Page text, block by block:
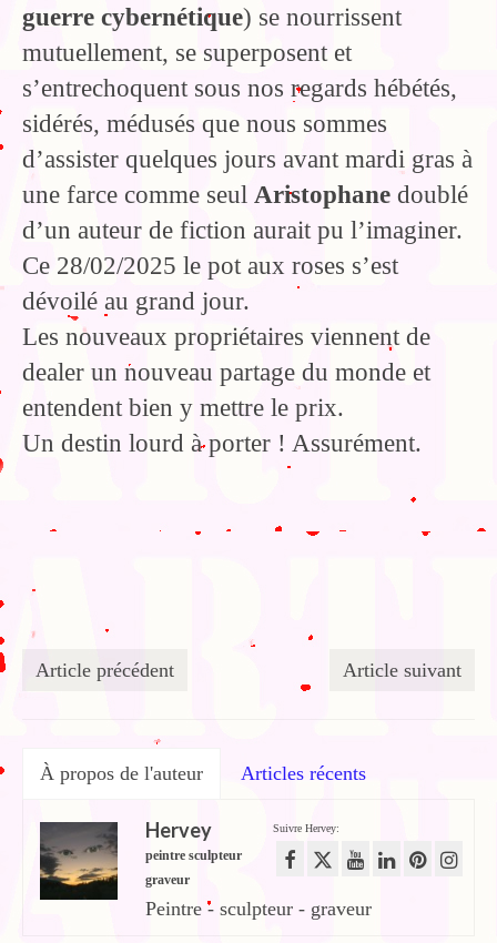
guerre cybernétique) se nourrissent
mutuellement, se superposent et
s’entrechoquent sous nos regards hébétés,
sidérés, médusés que nous sommes
d’assister quelques jours avant mardi gras à
une farce comme seul Aristophane doublé
d’un auteur de fiction aurait pu l’imaginer.
Ce 28/02/2025 le pot aux roses s’est
dévoilé au grand jour.
Les nouveaux propriétaires viennent de
dealer un nouveau partage du monde et
entendent bien y mettre le prix.
Un destin lourd à porter ! Assurément.
Article précédent Article suivant
À propos de l'auteur Articles récents
Suivre Hervey:
Hervey
peintre sculpteur
graveur
Peintre - sculpteur - graveur